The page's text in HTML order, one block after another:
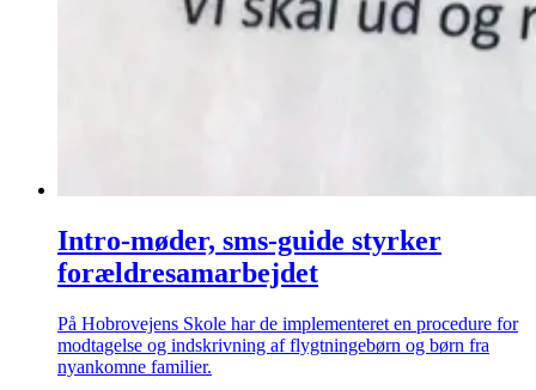
Intro-møder, sms-guide styrker
forældresamarbejdet
På Hobrovejens Skole har de implementeret en procedure for
modtagelse og indskrivning af flygtningebørn og børn fra
nyankomne familier.